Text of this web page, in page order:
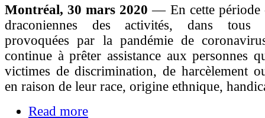
Montréal, 30 mars 2020— En cette période
draconiennes des activités, dans tous
provoquées par la pandémie de
continue à prêter assistance aux personnes
victimes de discrimination, de harcèlement
en raison de leur race, origine ethnique,
Read more